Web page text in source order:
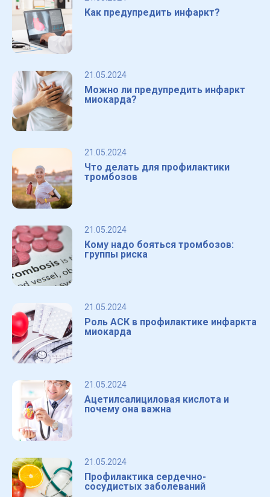
Как предупредить инфаркт?
21.05.2024
Можно ли предупредить инфаркт
миокарда?
21.05.2024
Что делать для профилактики
тромбозов
21.05.2024
Кому надо бояться тромбозов:
группы риска
21.05.2024
Роль АСК в профилактике инфаркта
миокарда
21.05.2024
Ацетилсалициловая кислота и
почему она важна
21.05.2024
Профилактика сердечно-
сосудистых заболеваний